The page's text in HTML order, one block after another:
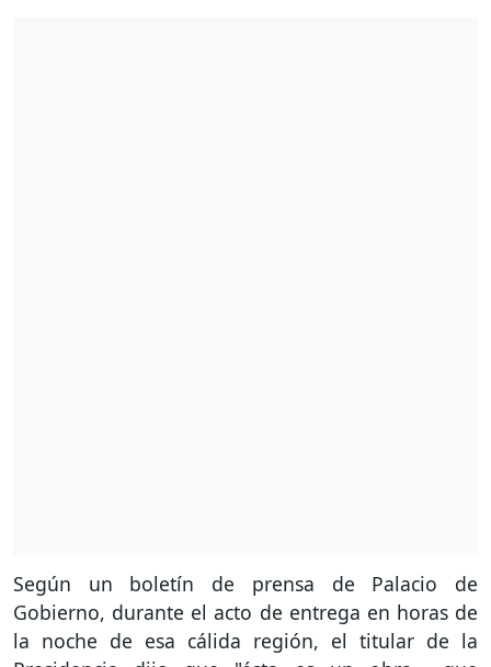
Según un boletín de prensa de Palacio de
Gobierno, durante el acto de entrega en horas de
la noche de esa cálida región, el titular de la